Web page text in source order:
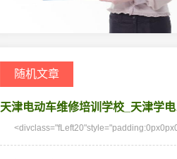
随机文章
天津电动车维修培训学校_天津学